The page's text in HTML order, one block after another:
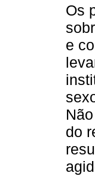
Os
e
do